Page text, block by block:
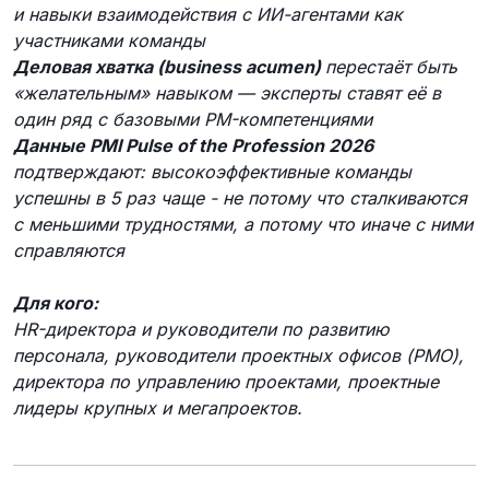
и навыки взаимодействия с ИИ-агентами как
участниками команды
Деловая хватка (business acumen) перестаёт быть
«желательным» навыком — эксперты ставят её в
один ряд с базовыми PM-компетенциями
Данные PMI Pulse of the Profession 2026
подтверждают: высокоэффективные команды
успешны в 5 раз чаще - не потому что сталкиваются
с меньшими трудностями, а потому что иначе с ними
справляются
Для кого:
HR-директора и руководители по развитию
персонала, руководители проектных офисов (PMO),
директора по управлению проектами, проектные
лидеры крупных и мегапроектов.